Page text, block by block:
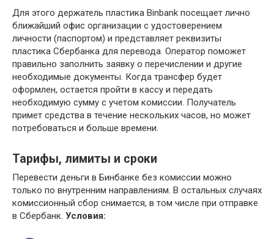
Для этого держатель пластика Binbank посещает лично
ближайший офис организации с удостоверением
личности (паспортом) и представляет реквизиты
пластика Сбербанка для перевода. Оператор поможет
правильно заполнить заявку о перечислении и другие
необходимые документы. Когда трансфер будет
оформлен, остается пройти в кассу и передать
необходимую сумму с учетом комиссии. Получатель
примет средства в течение нескольких часов, но может
потребоваться и больше времени.
Тарифы, лимиты и сроки
Перевести деньги в Бинбанке без комиссии можно
только по внутренним направлениям. В остальных случаях
комиссионный сбор снимается, в том числе при отправке
в Сбербанк. Условия: